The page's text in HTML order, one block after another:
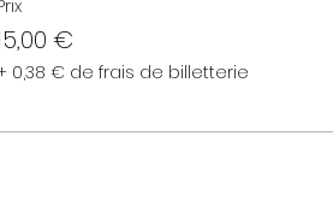
€
0,38 € de frais de billetterie